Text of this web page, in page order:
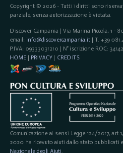
Copyright © 2026 - Tutti i diritti sono
parziale, senza autorizzazione è vietata.
Discover Campania | Via Marina Piccola, 1 -
email: info@discovercampania.it| T. +39
P.IVA: 09333031210 | N° iscrizione ROC: 34142
HOME| PRIVACY | CREDITS
Comunicazione ai sensi Legge 124/2017,
2020 ha ricevuto aiuti dallo stato pubblicati
Nazionale degli Aiuti